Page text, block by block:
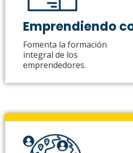
Emprendiendo
Fomenta la formación
integral de los
emprendedores.